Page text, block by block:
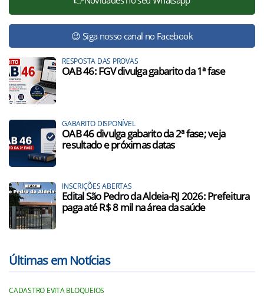
😉 Siga nosso canal no Facebook
RESPOSTA DAS PROVAS
OAB 46: FGV divulga gabarito da 1ª fase
GABARITO DISPONÍVEL
OAB 46 divulga gabarito da 2ª fase; veja
resultado e próximas datas
INSCRIÇÕES ABERTAS
Edital São Pedro da Aldeia-RJ 2026: Prefeitura
paga até R$ 8 mil na área da saúde
Últimas em Notícias
CADASTRO EVITA BLOQUEIOS